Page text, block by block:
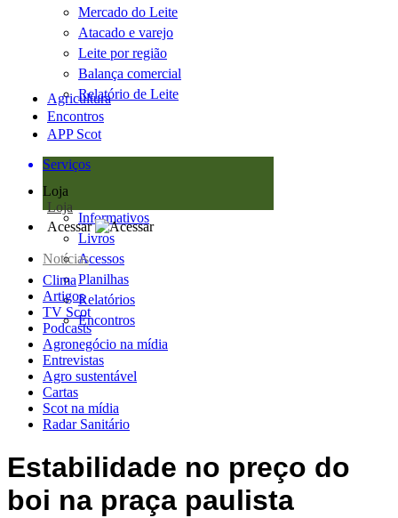
Mercado do Leite
Atacado e varejo
Leite por região
Balança comercial
Relatório de Leite
Agricultura
Encontros
APP Scot
Serviços
Loja
Loja
Informativos
Livros
Acessos
Planilhas
Relatórios
Encontros
Acessar
Notícias
Clima
Artigos
TV Scot
Podcasts
Agronegócio na mídia
Entrevistas
Agro sustentável
Cartas
Scot na mídia
Radar Sanitário
Estabilidade no preço do
boi na praça paulista